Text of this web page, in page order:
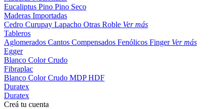
Eucaliptus Pino Pino Seco
Maderas Importadas
Cedro Curupay Lapacho Otras Roble Ver más
Tableros
Aglomerados Cantos Compensados Fenólicos Finger Ver más
Egger
Blanco ColorCrudo
Fibraplac
Blanco ColorCrudo MDPHDF
Duratex
Duratex
Creá tu cuenta